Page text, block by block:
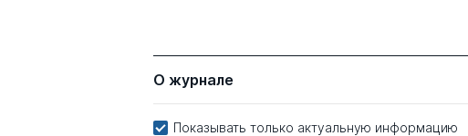
О журнале
Показывать только актуальную информацию